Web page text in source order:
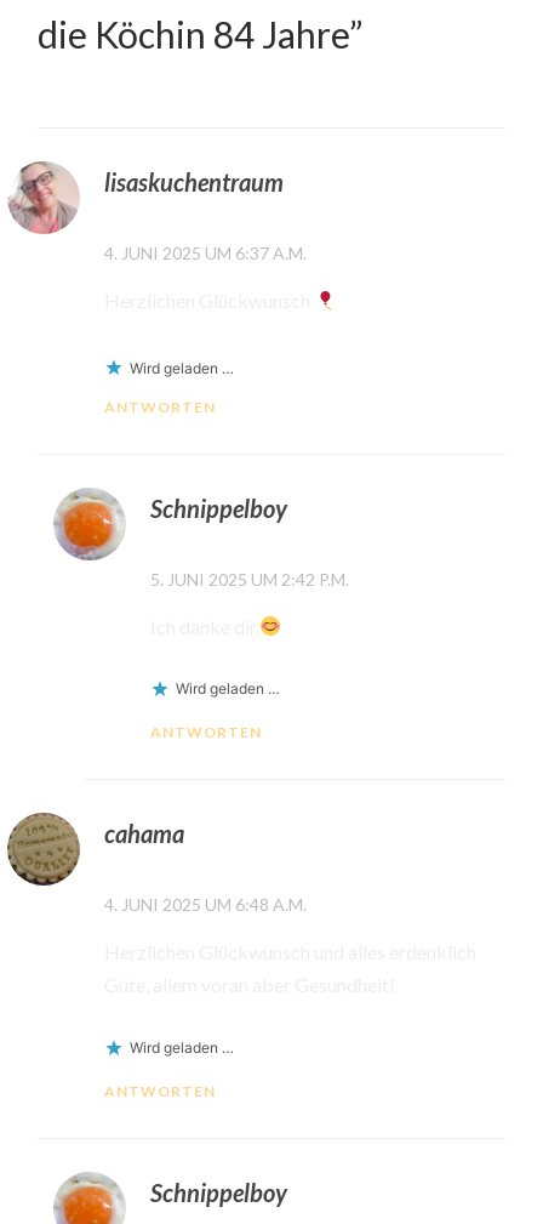
die Köchin 84 Jahre”
lisaskuchentraum
4. JUNI 2025 UM 6:37 A.M.
Wird geladen …
ANTWORTEN
Schnippelboy
5. JUNI 2025 UM 2:42 P.M.
Wird geladen …
ANTWORTEN
cahama
4. JUNI 2025 UM 6:48 A.M.
Wird geladen …
ANTWORTEN
Schnippelboy